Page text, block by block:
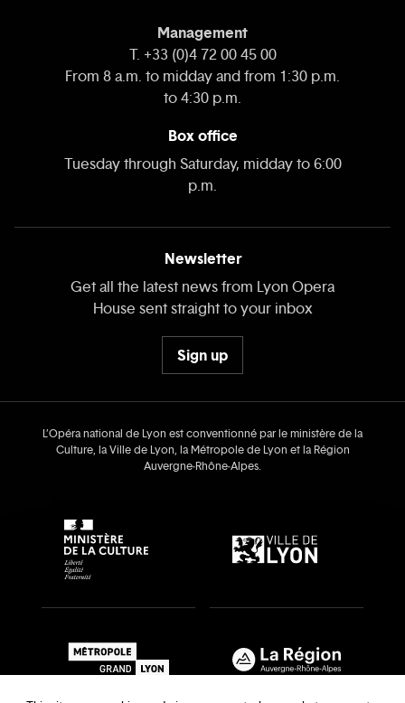
Management
T. +33 (0)4 72 00 45 00
From 8 a.m. to midday and from 1:30 p.m.
to 4:30 p.m.
Box office
Tuesday through Saturday, midday to 6:00
p.m.
Newsletter
Get all the latest news from Lyon Opera
House sent straight to your inbox
Sign up
L’Opéra national de Lyon est conventionné par le ministère de la
Culture, la Ville de Lyon, la Métropole de Lyon et la Région
Auvergne‑Rhône‑Alpes.